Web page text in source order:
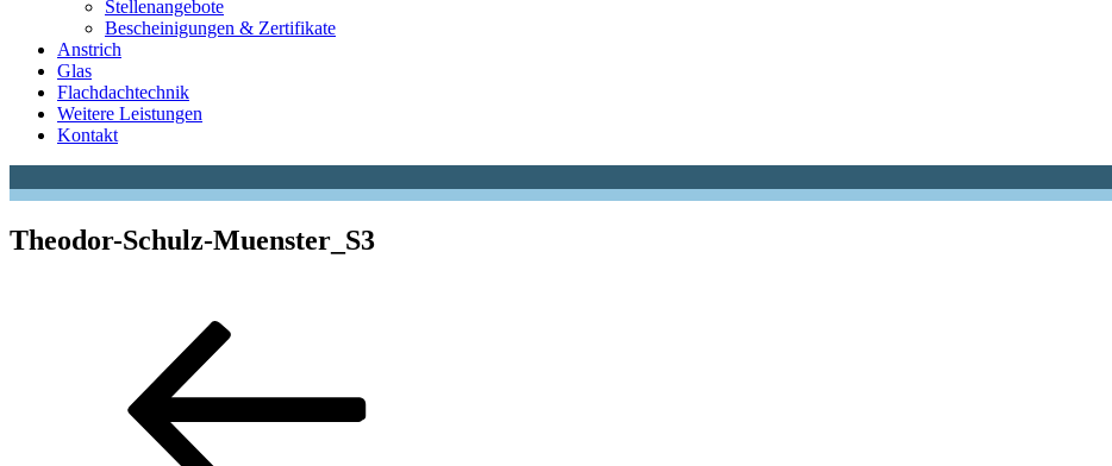
Stellenangebote
Bescheinigungen & Zertifikate
Anstrich
Glas
Flachdachtechnik
Weitere Leistungen
Kontakt
Theodor-Schulz-Muenster_S3
Beitragsnavigation